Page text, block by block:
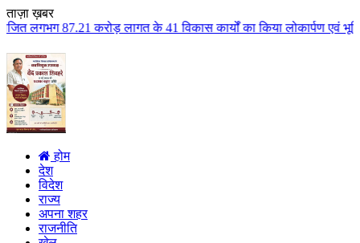
ताज़ा ख़बर
41 विकास कार्यों का किया लोकार्पण एवं भूमिपूजन कुलैथ क्षेत्र के
होम
देश
विदेश
राज्य
अपना शहर
राजनीति